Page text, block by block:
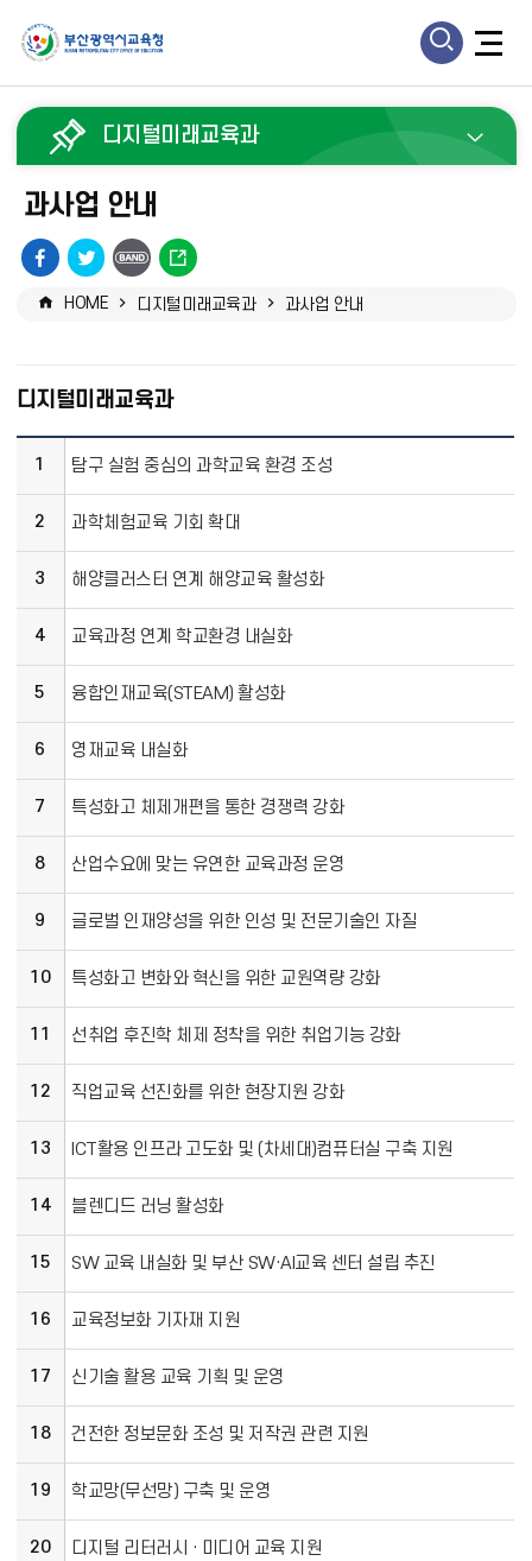
모
바
모
바
검
디지털미래교육과
과사업 안내
페
이
유
트
위
URL
복
HOME 디지털미래교육과 과사업 안내
디지털미래교육과
1 탐구 실험 중심의 과학교육 환경 조성
2 과학체험교육 기회 확대
3 해양클러스터 연계 해양교육 활성화
4 교육과정 연계 학교환경 내실화
5 융합인재교육(STEAM) 활성화
6 영재교육 내실화
7 특성화고 체제개편을 통한 경쟁력 강화
8 산업수요에 맞는 유연한 교육과정 운영
9 글로벌 인재양성을 위한 인성 및 전문기술인 자질
10 특성화고 변화와 혁신을 위한 교원역량 강화
11 선취업 후진학 체제 정착을 위한 취업기능 강화
12 직업교육 선진화를 위한 현장지원 강화
13 ICT활용 인프라 고도화 및 (차세대)컴퓨터실 구축 지원
14 블렌디드 러닝 활성화
15 SW 교육 내실화 및 부산 SW·AI교육 센터 설립 추진
16 교육정보화 기자재 지원
17 신기술 활용 교육 기획 및 운영
18 건전한 정보문화 조성 및 저작권 관련 지원
19 학교망(무선망) 구축 및 운영
20 디지털 리터러시 · 미디어 교육 지원